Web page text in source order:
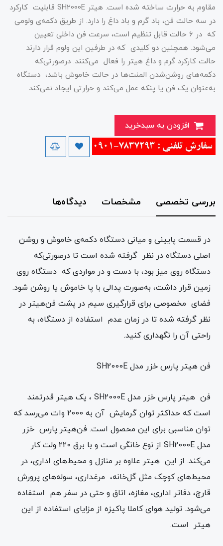
مقاوم به حرارت ساخته شده است. هیتر SH2000E قابلیت کارکرد
در سه حالت فن، باد گرم و باد داغ را دارد. از طریق دکمه‌ی ولومی
که در 6 حالت قابل تنظیم است، سرعت فن داخلی تعیین
می‌شود. همچنین دو کلیدی که در طرفین این ولوم قرار دارند
حالت کارکرد گرم و داغ هیتر را فعال می‌کنند. درصورتی‌که
دکمه‌های روشن‌شدن المنت‌ها در حالت خاموش باشد، دستگاه
به‌عنوان یک فن یا پنکه عمل می‌کند و حرارتی ایجاد نمی‌کند.
بررسی تخصصی مشخصات دیدگاه‌ها
در قسمت پایینی و میانی دستگاه دکمه‌ی خاموش و روشن
اصلی دستگاه در نظر گرفته‌ شده است تا درصورتی‌که
دستگاه روی میز بود، با دست و در مواردی که دستگاه روی
زمین قرار داشت، به‌صورت پدالی با پا خاموش یا روشن شود.
فضای مخصوصی برای قرارگیری سیم در پشت فن‌هیتر در
نظر گرفته شده تا در زمان‌ عدم استفاده از دستگاه، به
راحتی آن را نگهداری کنید.
فن هیتر پارس خزر مدل SH2000E
فن هیتر پارس خزر مدل SH2000E ، یک ‌هیتر قدرتمند
است که حداکثر توان گرمایش آن به 2000 وات می‌رسد که
توان مناسبی برای این محصول است. فن‌هیتر پارس خزر
مدل SH2000E از نوع خانگی است و با برق 220 ولت کار
می‌کند. از این هیتر علاوه بر منازل و محیط‌های اداری، در
محیط‌های کوچک مثل گل‌خانه، مرغداری، سوله‌های پرورش
قارچ، دفا‌تر اداری، مغازه، اتاق و حتی در سفر هم استفاده
می‌شود. تولید هوای کاملا پاکیزه از مزایای استفاده از این
‌هیتر است.